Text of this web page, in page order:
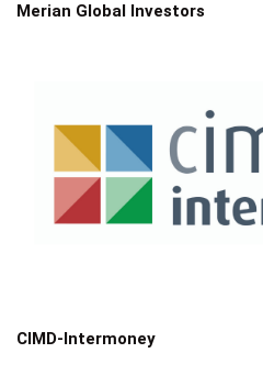
Merian Global Investors
CIMD-Intermoney